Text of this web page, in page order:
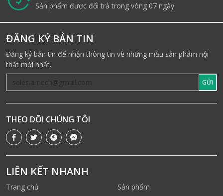
Sản phẩm được đổi trả trong vòng 07 ngày
ĐĂNG KÝ BẢN TIN
Đăng ký bản tin để nhận thông tin về những mẫu sản phẩm nội
thất mới nhất.
GỬI
THEO DÕI CHÚNG TÔI
LIÊN KẾT NHANH
Trang chủ
Sản phẩm